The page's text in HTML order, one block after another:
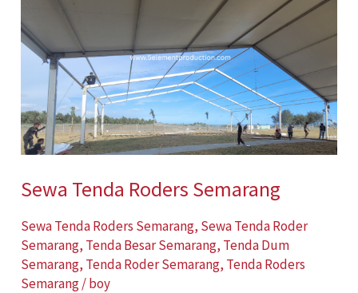
Sewa Tenda Roders Semarang
Sewa Tenda Roders Semarang, Sewa Tenda Roder
Semarang, Tenda Besar Semarang, Tenda Dum
Semarang, Tenda Roder Semarang, Tenda Roders
Semarang/boy
Roders
Semarang